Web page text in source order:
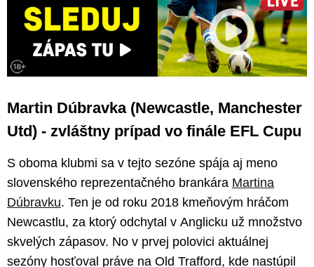
Martin Dúbravka (Newcastle, Manchester
Utd) - zvláštny prípad vo finále EFL Cupu
S oboma klubmi sa v tejto sezóne spája aj meno
slovenského reprezentačného brankára Martina
Dúbravku. Ten je od roku 2018 kmeňovým hráčom
Newcastlu, za ktorý odchytal v Anglicku už množstvo
skvelých zápasov. No v prvej polovici aktuálnej
sezóny hosťoval práve na Old Trafford, kde nastúpil